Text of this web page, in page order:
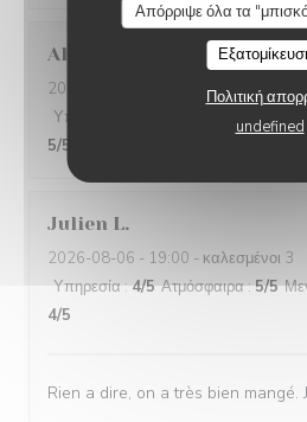
Απόρριψε όλα τα
Πολιτική
undefined
Alain
2026-08-04
- 20:30 - καλεσμένοι 2
Υπηρεσία
5 /5
5/5
Julien L
2026-08-06 - 19:00 - καλεσμένοι 3
Υπηρεσία:4/5 Ατμόσφαιρα:5/5
4/5
Rien a dire, on a très bien mangé.